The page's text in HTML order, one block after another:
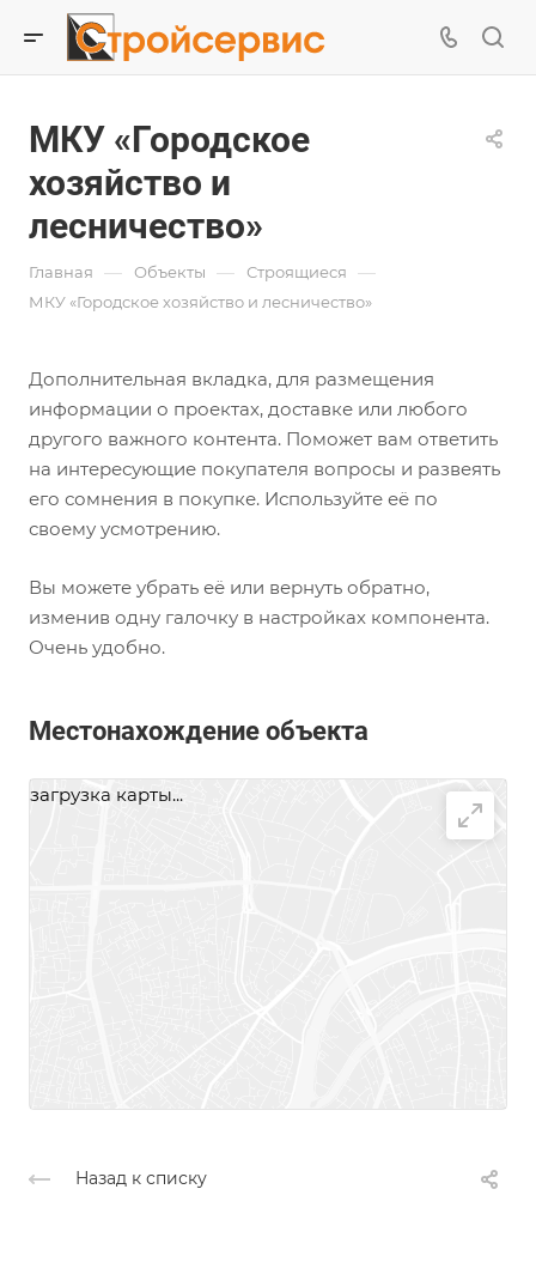
МКУ «Городское
хозяйство и
лесничество»
Главная — Объекты — Строящиеся —
МКУ «Городское хозяйство и лесничество»
Дополнительная вкладка, для размещения
информации о проектах, доставке или любого
другого важного контента. Поможет вам ответить
на интересующие покупателя вопросы и развеять
его сомнения в покупке. Используйте её по
своему усмотрению.
Вы можете убрать её или вернуть обратно,
изменив одну галочку в настройках компонента.
Очень удобно.
Местонахождение объекта
загрузка карты...
Назад к списку